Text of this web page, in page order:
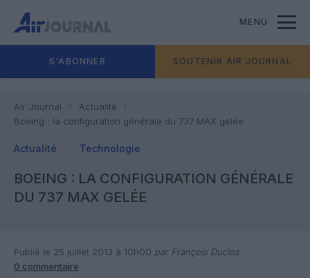
MENU
S'ABONNER SOUTENIR AIR JOURNAL
Air Journal
Actualité
Boeing : la configuration générale du 737 MAX gelée
Actualité Technologie
BOEING : LA CONFIGURATION GÉNÉRALE
DU 737 MAX GELÉE
Publié le 25 juillet 2013 à 10h00 par François Duclos
0 commentaire